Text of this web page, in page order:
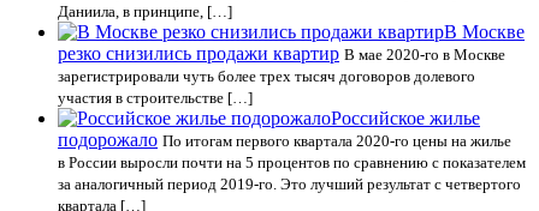
Даниила, в принципе, […]
В Москве
резко снизились продажи квартир В мае 2020-го в Москве
зарегистрировали чуть более трех тысяч договоров долевого
участия в строительстве […]
Российское жилье
подорожало По итогам первого квартала 2020-го цены на жилье
в России выросли почти на 5 процентов по сравнению с показателем
за аналогичный период 2019-го. Это лучший результат с четвертого
квартала […]